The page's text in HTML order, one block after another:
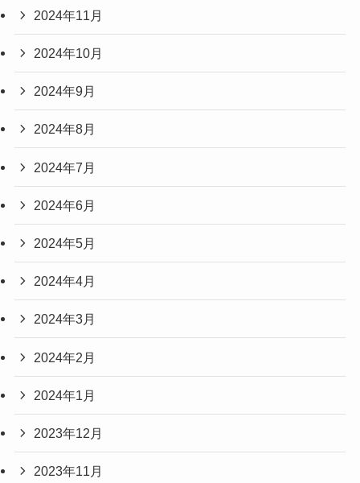
2024年11月
2024年10月
2024年9月
2024年8月
2024年7月
2024年6月
2024年5月
2024年4月
2024年3月
2024年2月
2024年1月
2023年12月
2023年11月